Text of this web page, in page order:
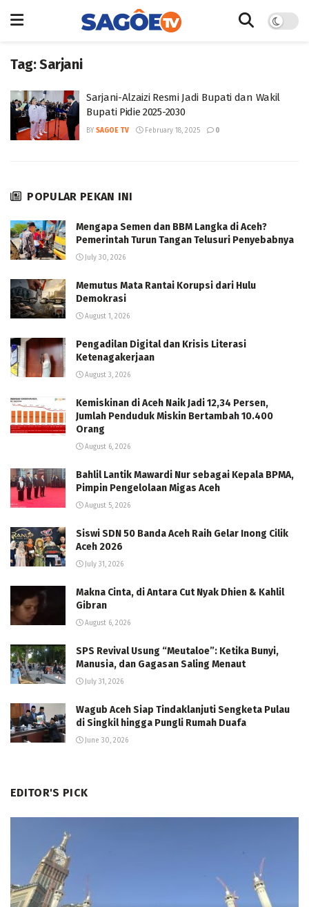
Tag:Sarjani
Sarjani-Alzaizi Resmi Jadi Bupati dan Wakil
Bupati Pidie 2025-2030
BY SAGOE TV February 18, 2025 0
POPULAR PEKAN INI
Mengapa Semen dan BBM Langka di Aceh?
Pemerintah Turun Tangan Telusuri Penyebabnya
July 30, 2026
Memutus Mata Rantai Korupsi dari Hulu
Demokrasi
August 1, 2026
Pengadilan Digital dan Krisis Literasi
Ketenagakerjaan
August 3, 2026
Kemiskinan di Aceh Naik Jadi 12,34 Persen,
Jumlah Penduduk Miskin Bertambah 10.400
Orang
August 6, 2026
Bahlil Lantik Mawardi Nur sebagai Kepala BPMA,
Pimpin Pengelolaan Migas Aceh
August 5, 2026
Siswi SDN 50 Banda Aceh Raih Gelar Inong Cilik
Aceh 2026
July 31, 2026
Makna Cinta, di Antara Cut Nyak Dhien & Kahlil
Gibran
August 6, 2026
SPS Revival Usung “Meutaloe”: Ketika Bunyi,
Manusia, dan Gagasan Saling Menaut
July 31, 2026
Wagub Aceh Siap Tindaklanjuti Sengketa Pulau
di Singkil hingga Pungli Rumah Duafa
June 30, 2026
EDITOR'S PICK